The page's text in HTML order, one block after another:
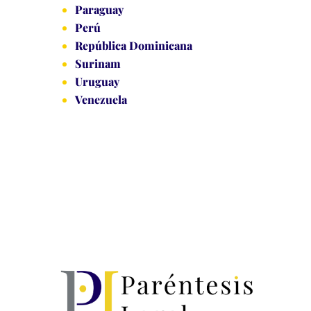
Paraguay
Perú
República Dominicana
Surinam
Uruguay
Venezuela